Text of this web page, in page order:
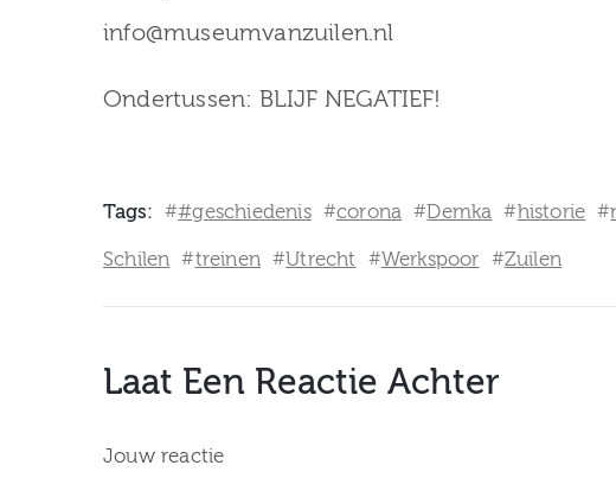
info@museumvanzuilen.nl
Ondertussen: BLIJF NEGATIEF!
Tags: ##geschiedenis #corona #Demka #historie #
Schilen #treinen #Utrecht #Werkspoor #Zuilen
Laat Een Reactie Achter
Jouw reactie